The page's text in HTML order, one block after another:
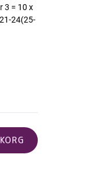
3 = 10 x
24(25-